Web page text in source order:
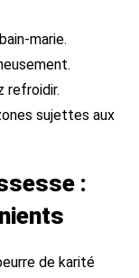
marie.
refroidir.
sujettes aux
:
de karité